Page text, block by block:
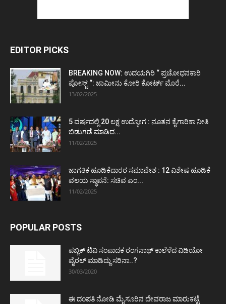
EDITOR PICKS
BREAKING NOW: ಉದಯಗಿರಿ “ ಪ್ರಚೋಧನಕಾರಿ
ಪೋಸ್ಟ್‌ “: ಜಾಮೀನು ಕೋರಿ ಕೋರ್ಟ್‌ ಮೊರೆ...
13/02/2025
5 ವರ್ಷದಲ್ಲಿ 20 ಲಕ್ಷ ಉದ್ಯೋಗ : ನೂತನ ಕೈಗಾರಿಕಾ ನೀತಿ
ಬಿಡುಗಡೆ ಮಾಡಿದ...
11/02/2025
ಜಾಗತಿಕ ಹೂಡಿಕೆದಾರರ ಸಮಾವೇಶ : 12 ವಿಶೇಷ ಹೂಡಿಕೆ
ವಲಯ ಸ್ಥಾಪನೆ: ಸಚಿವ ಎಂ...
11/02/2025
POPULAR POSTS
ಪಬ್ಲಿಕ್ ಟಿವಿ ಸಂಪಾದಕ ರಂಗನಾಥ್ ಕಾಲೆಳೆದ ವಿಡಿಯೋ
ವೈರಲ್ ಮಾಡಿದ್ದು ಸರಿನಾ..?
30/03/2020
ಈ ದಂಪತಿ ನೋಡಿ ಮೈಸೂರಿನ ದೇವರಾಜ ಮಾರುಕಟ್ಟೆ